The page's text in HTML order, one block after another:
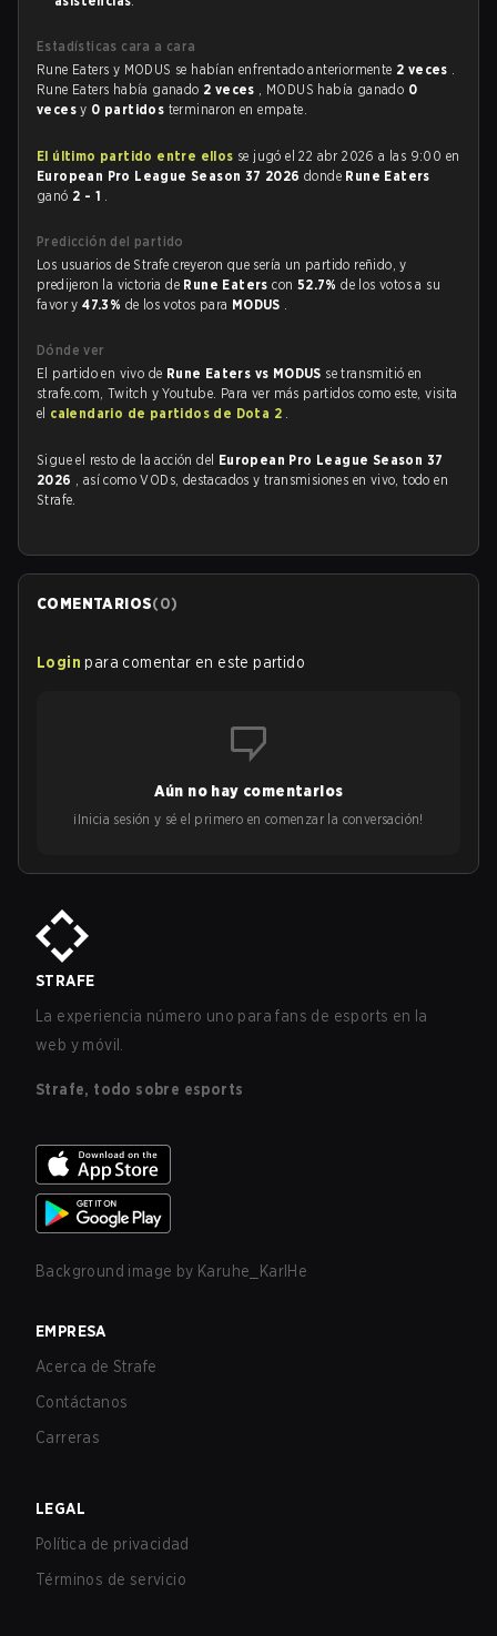
Estadísticas cara a cara
Rune Eaters y MODUS se habían enfrentado anteriormente 2 veces .
Rune Eaters había ganado 2 veces , MODUS había ganado 0
vecesy 0 partidos terminaron en empate.
El último partido entre ellos se jugó el 22 abr 2026 a las 9:00 en
European Pro League Season 37 2026 donde Rune Eaters
ganó 2 - 1 .
Predicción del partido
Los usuarios de Strafe creyeron que sería un partido reñido, y
predijeron la victoria de Rune Eaterscon 52.7%de los votos a su
favor y47.3% de los votos para MODUS .
Dónde ver
El partido en vivo de Rune Eaters vs MODUS se transmitió en
strafe.com, Twitch y Youtube. Para ver más partidos como este, visita
el calendario de partidos de Dota 2 .
Sigue el resto de la acción del European Pro League Season 37
2026 , así como VODs, destacados y transmisiones en vivo, todo en
Strafe.
COMENTARIOS(0)
Login para comentar en este partido
Aún no hay comentarios
¡Inicia sesión y sé el primero en comenzar la conversación!
STRAFE
La experiencia número uno para fans de esports en la
web y móvil.
Strafe, todo sobre esports
Background image by Karuhe_KarlHe
EMPRESA
Acerca de Strafe
Contáctanos
Carreras
LEGAL
Política de privacidad
Términos de servicio